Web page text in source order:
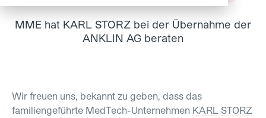
MME hat KARL STORZ bei der Übernahme der
ANKLIN AG beraten
Wir freuen uns, bekannt zu geben, dass das
familiengeführte MedTech-Unternehmen KARL STORZ